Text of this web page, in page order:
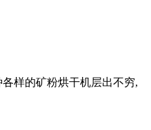
样的矿粉烘干机层出不穷,